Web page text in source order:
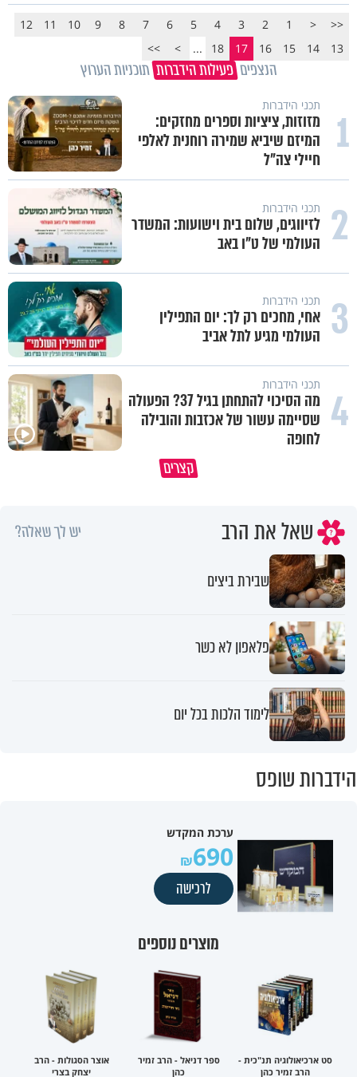
<<
<
1
2
3
4
5
6
7
8
9
10
11
12
13
14
15
16
17
18
...
>
>>
הנצפים פעילות הידברות תוכניות הערוץ
1 תכני הידברות
מזוזות, ציציות וספרים מחזקים:
המיזם שיביא שמירה רוחנית לאלפי
חיילי צה"ל
2 תכני הידברות
לזיווגים, שלום בית וישועות: המשדר
העולמי של ט"ו באב
3 תכני הידברות
אחי, מחכים רק לך: יום התפילין
העולמי מגיע לתל אביב
4 תכני הידברות
מה הסיכוי להתחתן בגיל 37? הפעולה
שסיימה עשור של אכזבות והובילה
לחופה
קצרים
סגולה בבוקר להסרת חששות ופחדים
במבט לאחור - האם התקופה
שאל את הרב יש לך שאלה?
שבירת ביצים
פלאפון לא כשר
לימוד הלכות בכל יום
הידברות שופס
ערכת המקדש
690
לרכישה
מוצרים נוספים
סט ארכיאולוגיה תנ"כית -
הרב זמיר כהן
ספר דניאל - הרב זמיר
כהן
אוצר הסגולות - הרב
יצחק בצרי